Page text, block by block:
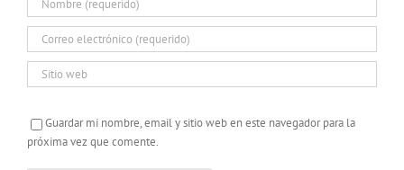
Guardar mi nombre, email y sitio web en este navegador para la
próxima vez que comente.